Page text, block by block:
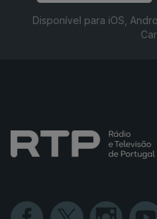
Disponível para iOS,